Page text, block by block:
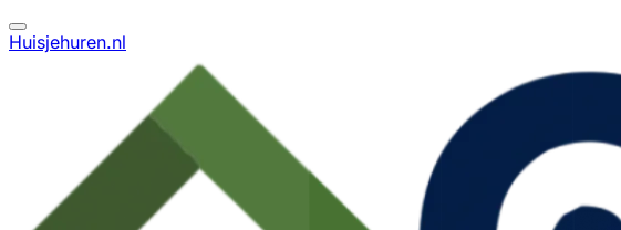
Huisjehuren.nl